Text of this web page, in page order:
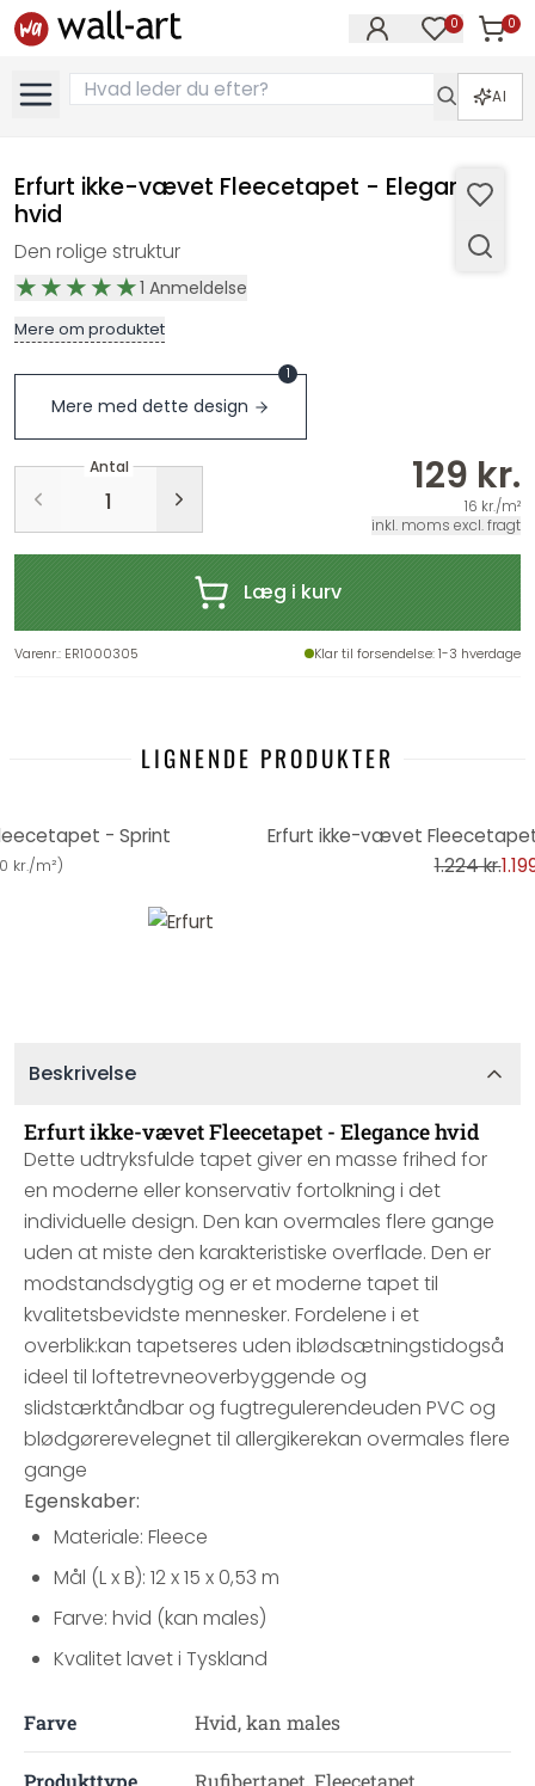
0 0
Varer
AI
Erfurt ikke-vævet Fleecetapet - Elegance
hvid
Den rolige struktur
1 Anmeldelse
Mere om produktet
Mere med dette design
1
Antal 129 kr.
16 kr./m²
inkl. moms excl. fragt
Læg i kurv
Varenr.: ER1000305 Klar til forsendelse: 1-3 hverdage
LIGNENDE PRODUKTER
- Sprint
kr./m²) 1.224 kr.
Beskrivelse
Erfurt ikke-vævet Fleecetapet - Elegance hvid
Dette udtryksfulde tapet giver en masse frihed for
en moderne eller konservativ fortolkning i det
individuelle design. Den kan overmales flere gange
uden at miste den karakteristiske overflade. Den er
modstandsdygtig og er et moderne tapet til
kvalitetsbevidste mennesker. Fordelene i et
overblik:kan tapetseres uden iblødsætningstidogså
ideel til loftetrevneoverbyggende og
slidstærktåndbar og fugtregulerendeuden PVC og
blødgørerevelegnet til allergikerekan overmales flere
gange
Egenskaber:
Materiale: Fleece
Mål (L x B): 12 x 15 x 0,53 m
Farve: hvid (kan males)
Kvalitet lavet i Tyskland
Farve Hvid, kan males
Produkttype Rufibertapet, Fleecetapet